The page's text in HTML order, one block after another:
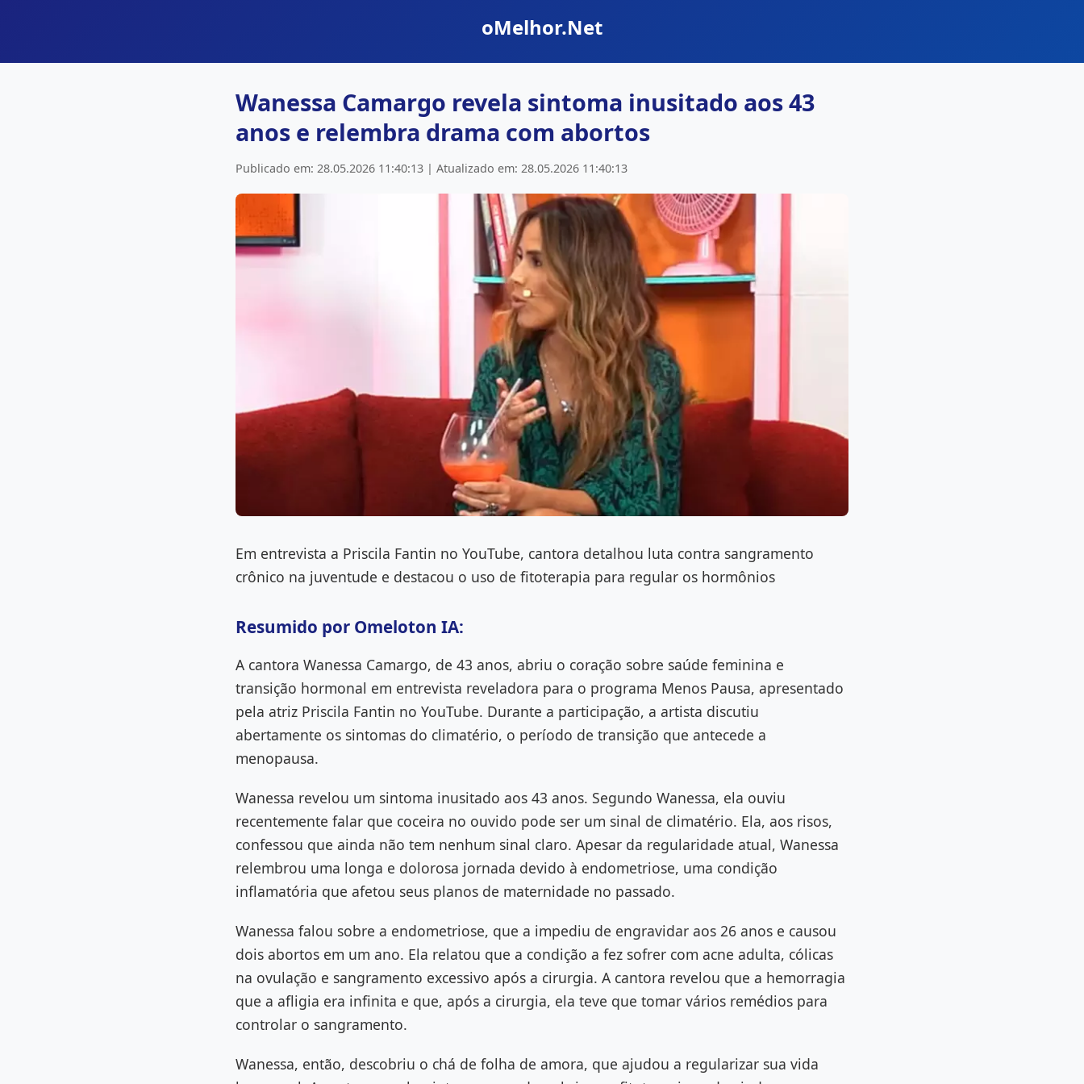
oMelhor.Net
Wanessa Camargo revela sintoma inusitado aos 43
anos e relembra drama com abortos
Publicado em: 28.05.2026 11:40:13 | Atualizado em: 28.05.2026 11:40:13
Em entrevista a Priscila Fantin no YouTube, cantora detalhou luta contra sangramento
crônico na juventude e destacou o uso de fitoterapia para regular os hormônios
Resumido por Omeloton IA:
A cantora Wanessa Camargo, de 43 anos, abriu o coração sobre saúde feminina e
transição hormonal em entrevista reveladora para o programa Menos Pausa, apresentado
pela atriz Priscila Fantin no YouTube. Durante a participação, a artista discutiu
abertamente os sintomas do climatério, o período de transição que antecede a
menopausa.
Wanessa revelou um sintoma inusitado aos 43 anos. Segundo Wanessa, ela ouviu
recentemente falar que coceira no ouvido pode ser um sinal de climatério. Ela, aos risos,
confessou que ainda não tem nenhum sinal claro. Apesar da regularidade atual, Wanessa
relembrou uma longa e dolorosa jornada devido à endometriose, uma condição
inflamatória que afetou seus planos de maternidade no passado.
Wanessa falou sobre a endometriose, que a impediu de engravidar aos 26 anos e causou
dois abortos em um ano. Ela relatou que a condição a fez sofrer com acne adulta, cólicas
na ovulação e sangramento excessivo após a cirurgia. A cantora revelou que a hemorragia
que a afligia era infinita e que, após a cirurgia, ela teve que tomar vários remédios para
controlar o sangramento.
Wanessa, então, descobriu o chá de folha de amora, que ajudou a regularizar sua vida